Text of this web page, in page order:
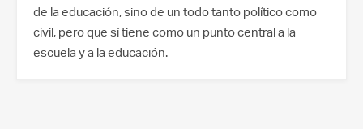
de la educación, sino de un todo tanto político como
civil, pero que sí tiene como un punto central a la
escuela y a la educación.